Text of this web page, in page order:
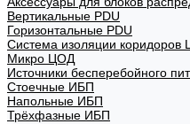
Вертикальные PDU
Горизонтальные PDU
Система изоляции коридоров
Микро ЦОД
Источники бесперебойного
Стоечные ИБП
Напольные ИБП
Трёхфазные ИБП